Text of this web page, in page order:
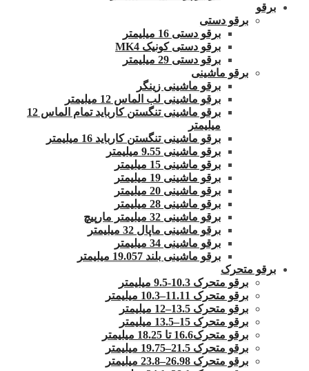
برقو
برقو دستی
برقو دستی 16 میلیمتر
برقو دستی کونیک MK4
برقو دستی 29 میلیمتر
برقو ماشینی
برقو ماشینی زینگر
برقو ماشینی لب الماس 12 میلیمتر
برقو ماشینی تنگستن کارباید تمام الماس 12
میلیمتر
برقو ماشینی تنگستن کارباید 16 میلیمتر
برقو ماشینی 9.55 میلیمتر
برقو ماشینی 15 میلیمتر
برقو ماشینی 19 میلیمتر
برقو ماشینی 20 میلیمتر
برقو ماشینی 28 میلیمتر
برقو ماشینی 32 میلیمتر مارپیچ
برقو ماشینی ماپال 32 میلیمتر
برقو ماشینی 34 میلیمتر
برقو ماشینی بلند 19.057 میلیمتر
برقو متحرک
برقو متحرک 10.3-9.5 میلیمتر
برقو متحرک 11.11–10.3 میلیمتر
برقو متحرک 13.5–12 میلیمتر
برقو متحرک 15–13.5 میلیمتر
برقو متحرک16.6 تا 18.25 میلیمتر
برقو متحرک 21.5–19.75 میلیمتر
برقو متحرک 26.98–23.8 میلیمتر